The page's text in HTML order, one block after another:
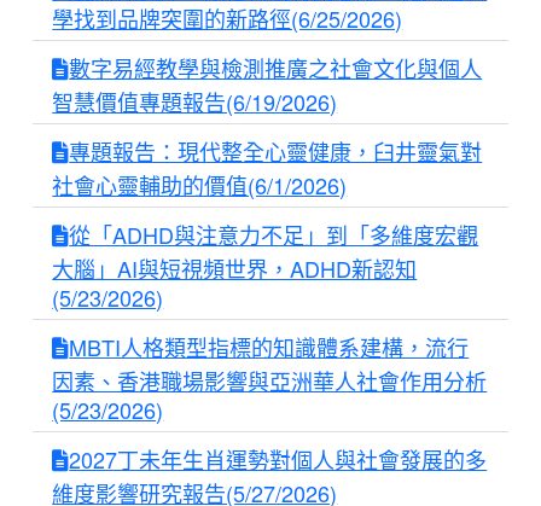
學找到品牌突圍的新路徑(6/25/2026)
數字易經教學與檢測推廣之社會文化與個人
智慧價值專題報告(6/19/2026)
專題報告：現代整全心靈健康，臼井靈氣對
社會心靈輔助的價值(6/1/2026)
從「ADHD與注意力不足」到「多維度宏觀
大腦」AI與短視頻世界，ADHD新認知
(5/23/2026)
MBTI人格類型指標的知識體系建構，流行
因素、香港職場影響與亞洲華人社會作用分析
(5/23/2026)
2027丁未年生肖運勢對個人與社會發展的多
維度影響研究報告(5/27/2026)